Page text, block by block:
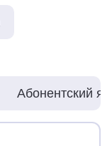
Абонентский